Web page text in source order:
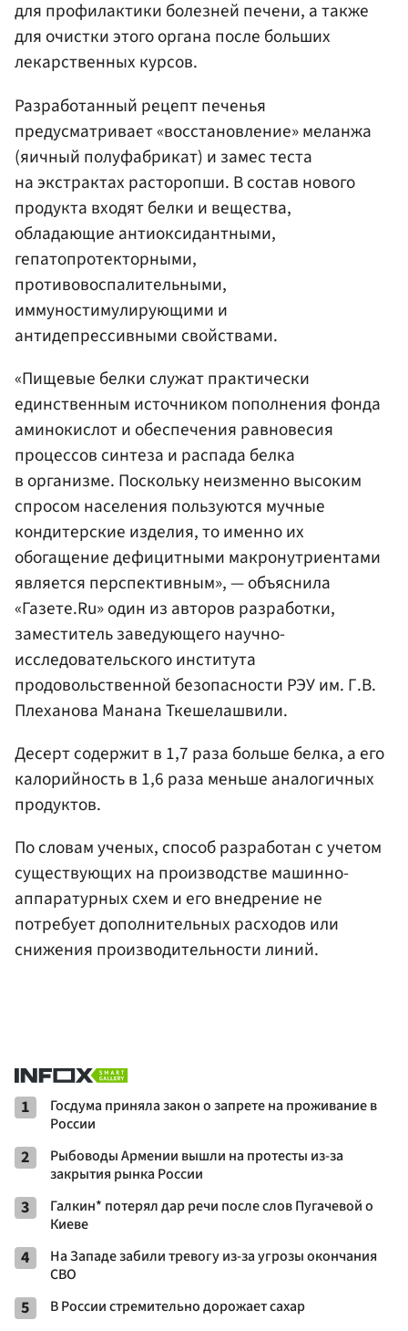
для профилактики болезней печени, а также
для очистки этого органа после больших
лекарственных курсов.
Разработанный рецепт печенья
предусматривает «восстановление» меланжа
(яичный полуфабрикат) и замес теста
на экстрактах расторопши. В состав нового
продукта входят белки и вещества,
обладающие антиоксидантными,
гепатопротекторными,
противовоспалительными,
иммуностимулирующими и
антидепрессивными свойствами.
«Пищевые белки служат практически
единственным источником пополнения фонда
аминокислот и обеспечения равновесия
процессов синтеза и распада белка
в организме. Поскольку неизменно высоким
спросом населения пользуются мучные
кондитерские изделия, то именно их
обогащение дефицитными макронутриентами
является перспективным», — объяснила
«Газете.Ru» один из авторов разработки,
заместитель заведующего научно-
исследовательского института
продовольственной безопасности РЭУ им. Г.В.
Плеханова Манана Ткешелашвили.
Десерт содержит в 1,7 раза больше белка, а его
калорийность в 1,6 раза меньше аналогичных
продуктов.
По словам ученых, способ разработан с учетом
существующих на производстве машинно-
аппаратурных схем и его внедрение не
потребует дополнительных расходов или
снижения производительности линий.
1
Госдума приняла закон о запрете на проживание в
России
2
Рыбоводы Армении вышли на протесты из-за
закрытия рынка России
3
Галкин* потерял дар речи после слов Пугачевой о
Киеве
4
На Западе забили тревогу из-за угрозы окончания
СВО
5 В России стремительно дорожает сахар